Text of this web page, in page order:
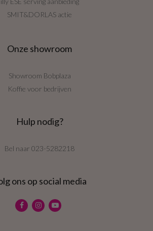
SMIT&DORLAS actie
Onze showroom
Showroom Bobplaza
Koffie voor bedrijven
Hulp nodig?
Bel naar 023-5282218
ons op social media